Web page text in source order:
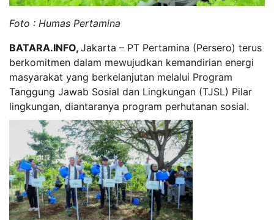
Foto : Humas Pertamina
BATARA.INFO, Jakarta – PT Pertamina (Persero) terus
berkomitmen dalam mewujudkan kemandirian energi
masyarakat yang berkelanjutan melalui Program
Tanggung Jawab Sosial dan Lingkungan (TJSL) Pilar
lingkungan, diantaranya program perhutanan sosial.